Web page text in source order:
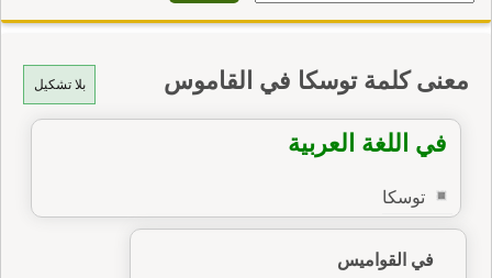
بلا تشكيل معنى كلمة توسكا في القاموس
في اللغة العربية
توسكا
في القواميس